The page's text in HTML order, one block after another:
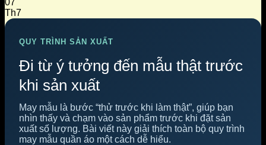
Th7
QUY TRÌNH SẢN XUẤT
Đi từ ý tưởng đến mẫu thật trước
khi sản xuất
May mẫu là bước “thử trước khi làm thật”, giúp bạn
nhìn thấy và chạm vào sản phẩm trước khi đặt sản
xuất số lượng. Bài viết này giải thích toàn bộ quy trình
may mẫu quần áo một cách dễ hiểu.